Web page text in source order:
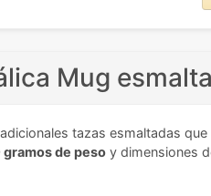
Mug
tazas esmaltadas
de peso y dimensiones